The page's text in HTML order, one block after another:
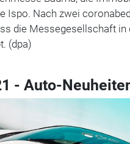
Ispo. Nach zwei
die Messegesellschaft
(dpa)
- Auto-